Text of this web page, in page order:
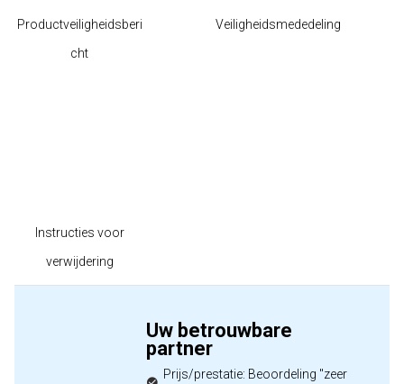
Productveiligheidsberi
cht
Veiligheidsmededeling
Instructies voor
verwijdering
Uw betrouwbare
partner
Prijs/prestatie: Beoordeling "zeer